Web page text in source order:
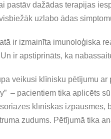
pastāv dažādas terapijas
uzlabo ādas
ir izmainīta imunoloģiska
ir apstiprināts, ka
veikusi klīnisku pētījumu ar
– pacientiem tika aplicēts
klīniskās izpausmes,
zudums. Pētījumā tika